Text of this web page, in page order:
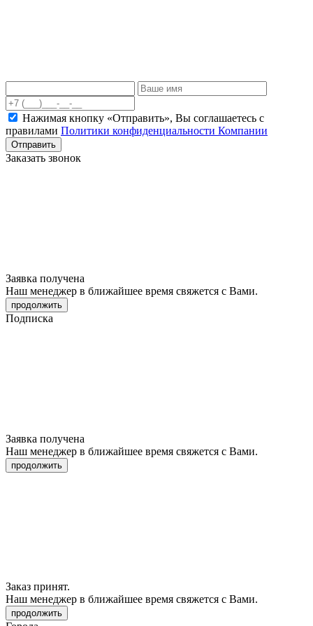
Нажимая кнопку «Отправить», Вы соглашаетесь c
правилами Политики конфиденциальности Компании
Отправить
Заказать звонок
Заявка получена
Наш менеджер в ближайшее время свяжется с Вами.
продолжить
Подписка
Заявка получена
Наш менеджер в ближайшее время свяжется с Вами.
продолжить
Заказ принят.
Наш менеджер в ближайшее время свяжется с Вами.
продолжить